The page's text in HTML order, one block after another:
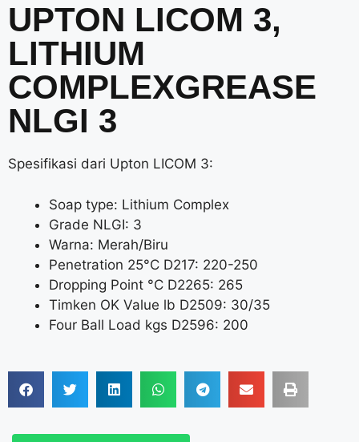
UPTON LICOM 3,
LITHIUM
COMPLEXGREASE
NLGI 3
Spesifikasi dari Upton LICOM 3:
Soap type: Lithium Complex
Grade NLGI: 3
Warna: Merah/Biru
Penetration 25°C D217: 220-250
Dropping Point °C D2265: 265
Timken OK Value lb D2509: 30/35
Four Ball Load kgs D2596: 200